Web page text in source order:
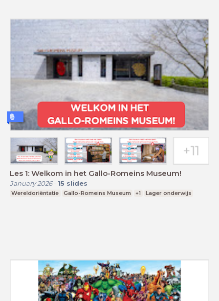
Les 1: Welkom in het Gallo-Romeins Museum!
January 2026- 15 slides
Wereldoriëntatie Gallo-Romeins Museum +1 Lager onderwijs